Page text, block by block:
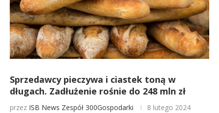
Sprzedawcy pieczywa i ciastek toną w
długach. Zadłużenie rośnie do 248 mln zł
przez ISB News Zespół 300Gospodarki 8 lutego 2024